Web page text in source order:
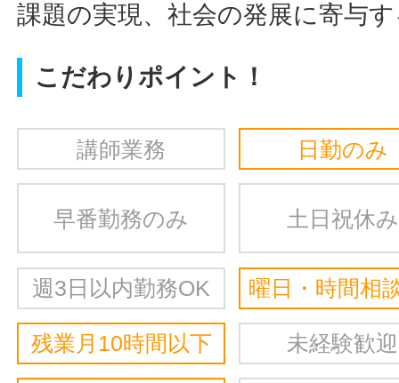
課題の実現、社会の発展に寄与
こだわりポイント！
講師業務 日勤のみ
早番勤務のみ 土日祝休み
週3日以内勤務OK 曜日・時間相
残業月10時間以下 未経験歓迎